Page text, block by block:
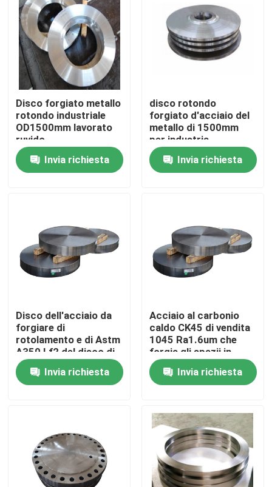
Casa
Chi siamo
Prodotti
Assi d'acciaio forgiate
Anelli d'acciaio forgiati
Maniche forgiate
Spazii in bianco forgiati dell'ingranaggio
Disco forgiato metallo
rotondo industriale
OD1500mm lavorato
ruvido
Invia richiesta
disco rotondo
forgiato d'acciaio del
metallo di 1500mm
per industria
Invia richiesta
Disco dell'acciaio da
forgiare di
rotolamento e di Astm
A350 Lf2 del disco di
pezzo fucinato
S32750Invia richiesta
Acciaio al carbonio
caldo CK45 di vendita
1045 Ra1.6um che
forgia gli spazii in
bianco d'acciaio
rotondi inossidabili del
disco
Invia richiesta